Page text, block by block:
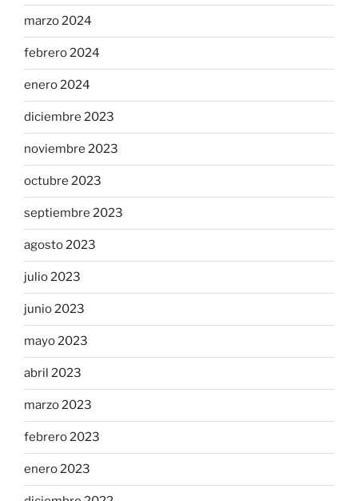
marzo 2024
febrero 2024
enero 2024
diciembre 2023
noviembre 2023
octubre 2023
septiembre 2023
agosto 2023
julio 2023
junio 2023
mayo 2023
abril 2023
marzo 2023
febrero 2023
enero 2023